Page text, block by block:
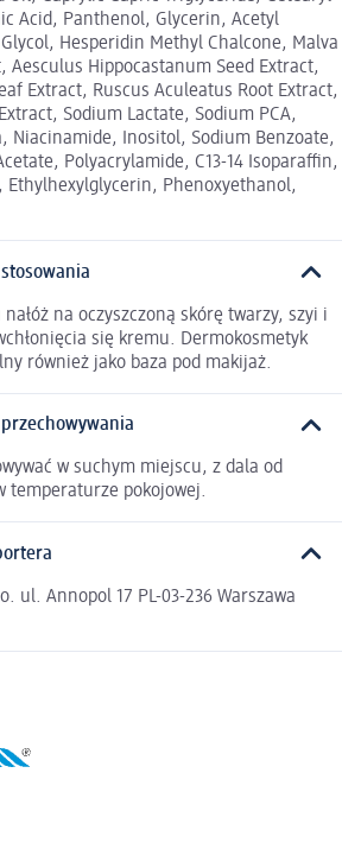
Acid, Panthenol, Glycerin, Acetyl
Hesperidin Methyl Chalcone, Malva
Aesculus Hippocastanum Seed Extract,
Extract, Ruscus Aculeatus Root Extract,
Sodium Lactate, Sodium PCA,
Niacinamide, Inositol, Sodium Benzoate,
Polyacrylamide, C13-14 Isoparaffin,
Phenoxyethanol,
na oczyszczoną skórę twarzy, szyi i
się kremu. Dermokosmetyk
również jako baza pod makijaż.
w suchym miejscu, z dala od
temperaturze pokojowej.
ul. Annopol 17 PL-03-236 Warszawa